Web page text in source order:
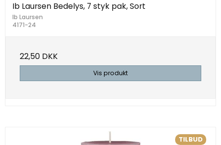
Ib Laursen Bedelys, 7 styk pak, Sort
Ib Laursen
4171-24
22,50 DKK
Vis produkt
TILBUD